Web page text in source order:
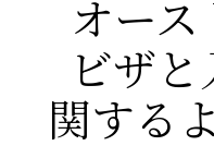
オー
ビザ
関する​